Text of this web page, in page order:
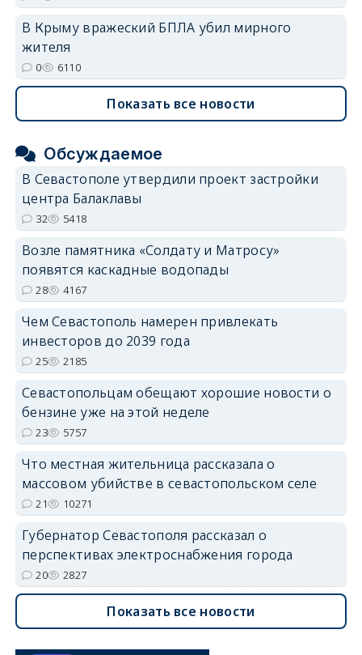
В Крыму вражеский БПЛА убил мирного
жителя
0 6110
Показать все новости
Обсуждаемое
В Севастополе утвердили проект застройки
центра Балаклавы
32 5418
Возле памятника «Солдату и Матросу»
появятся каскадные водопады
28 4167
Чем Севастополь намерен привлекать
инвесторов до 2039 года
25 2185
Севастопольцам обещают хорошие новости о
бензине уже на этой неделе
23 5757
Что местная жительница рассказала о
массовом убийстве в севастопольском селе
21 10271
Губернатор Севастополя рассказал о
перспективах электроснабжения города
20 2827
Показать все новости